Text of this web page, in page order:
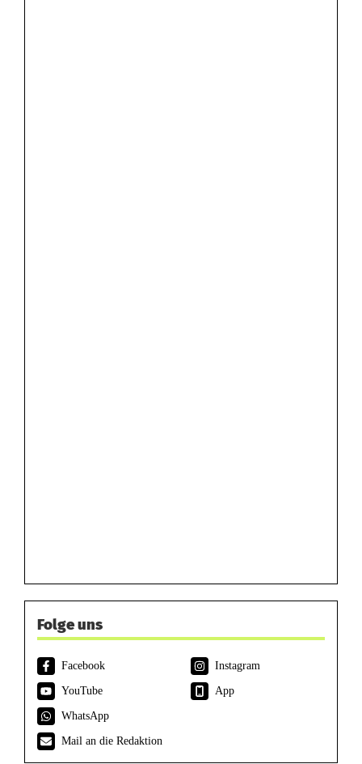
Folge uns
Facebook
Instagram
YouTube
App
WhatsApp
Mail an die Redaktion